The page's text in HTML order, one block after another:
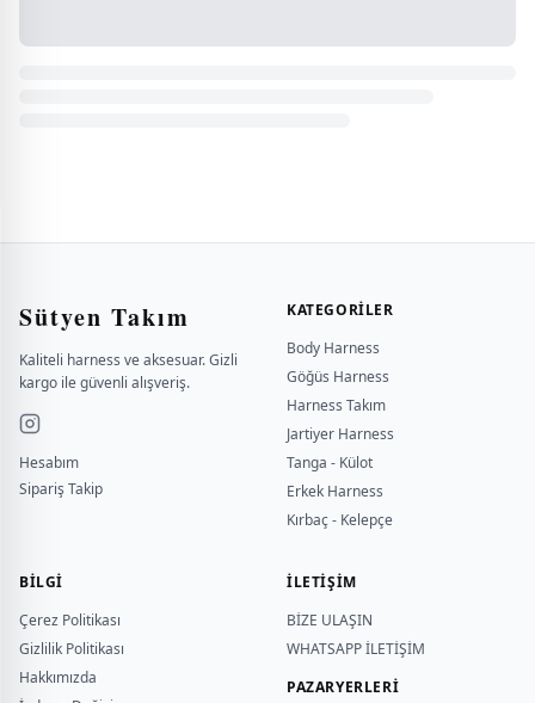
Sütyen Takım
Kaliteli harness ve aksesuar. Gizli
kargo ile güvenli alışveriş.
Hesabım
Sipariş Takip
KATEGORILER
Body Harness
Göğüs Harness
Harness Takım
Jartiyer Harness
Tanga - Külot
Erkek Harness
Kırbaç - Kelepçe
BILGI
Çerez Politikası
Gizlilik Politikası
Hakkımızda
İLETİŞİM
BİZE ULAŞIN
WHATSAPP İLETİŞİM
PAZARYERLERİ